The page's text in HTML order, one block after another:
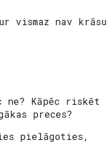
vismaz nav krāsu
ne? Kāpēc riskēt
preces?
pielāgoties,